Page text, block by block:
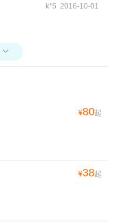
k*5 2016-10-01

¥80起
¥38起